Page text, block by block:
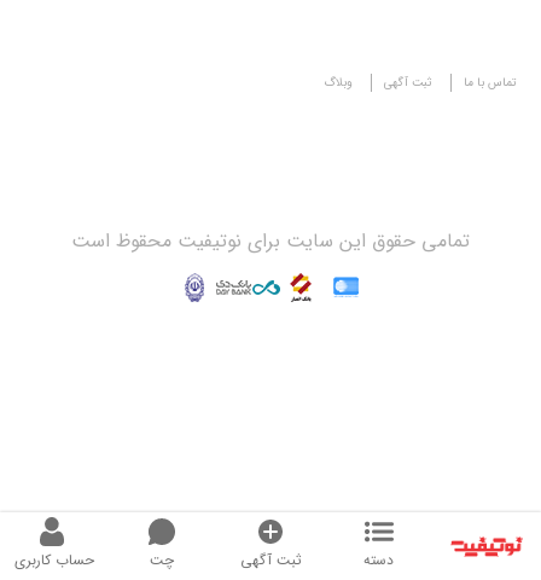
دسته ثبت آگهی چت حساب کاربری
تماس با ما ثبت آگهی وبلاگ
تمامی حقوق این سایت برای نوتیفیت محقوظ است